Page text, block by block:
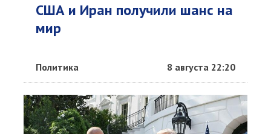
США и Иран получили шанс на
мир
Политика 8 августа 22:20